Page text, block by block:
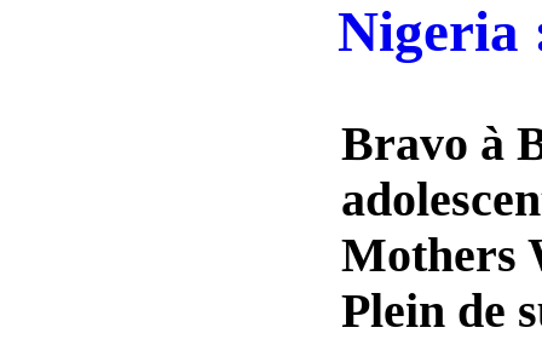
Nigeria
Bravo à
Mothers
Plein de